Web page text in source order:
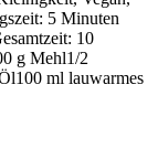
5 Minuten
10
g Mehl1/2
ml lauwarmes